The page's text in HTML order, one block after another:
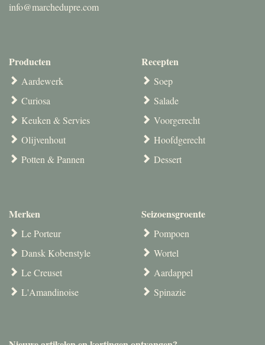
info@marchedupre.com
Producten
Aardewerk
Curiosa
Keuken & Servies
Olijvenhout
Potten & Pannen
Merken
Le Porteur
Dansk Kobenstyle
Le Creuset
L'Amandinoise
Recepten
Soep
Salade
Voorgerecht
Hoofdgerecht
Dessert
Seizoensgroente
Pompoen
Wortel
Aardappel
Spinazie